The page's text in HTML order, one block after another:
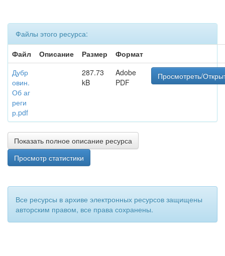
Файлы этого ресурса:
Файл
Описание Размер
Формат
Дубр
овин.
Об аг
реги
р.pdf
287.73
kB
Adobe
PDF
Просмотреть/
Показать полное описание ресурса
Просмотр статистики
Все ресурсы в архиве электронных ресурсов защищены
авторским правом, все права сохранены.